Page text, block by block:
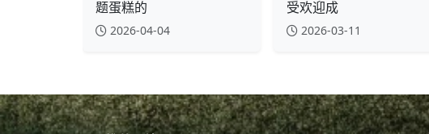
题蛋糕的
2026-04-04
受欢迎成
2026-03-11